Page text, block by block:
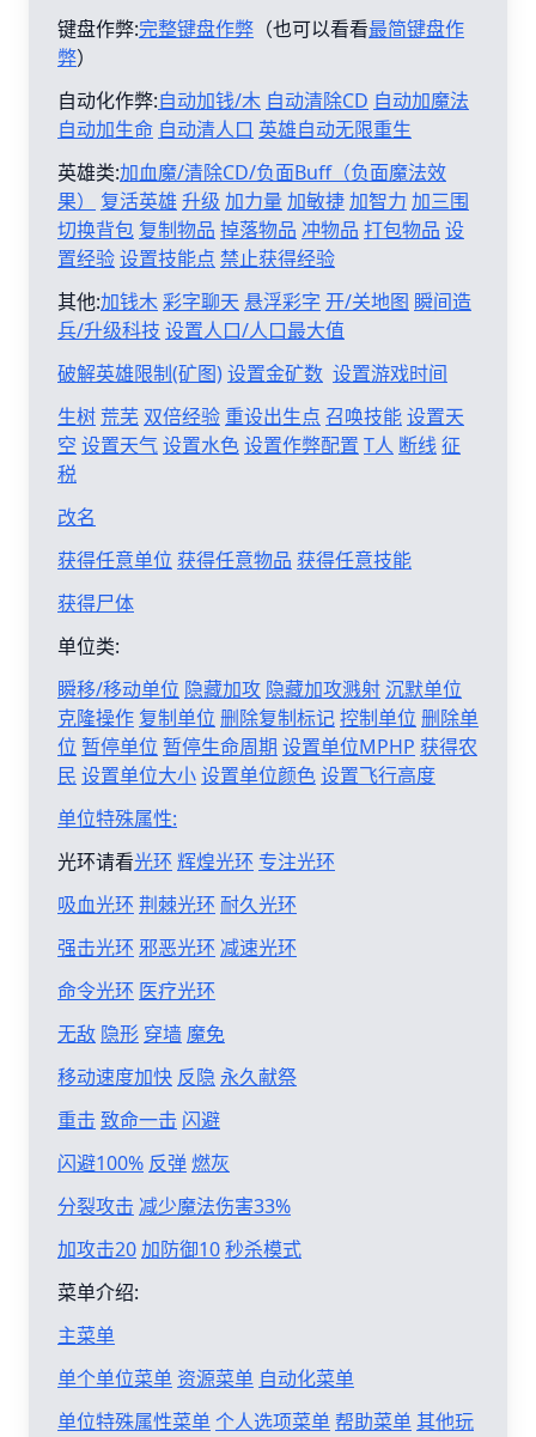
键盘作弊:完整键盘作弊 （也可以看看最简键盘作
弊）
自动化作弊:自动加钱/木 自动清除CD 自动加魔法
自动加生命 自动清人口 英雄自动无限重生
英雄类:加血魔/清除CD/负面Buff（负面魔法效
果）
复活英雄 升级 加力量 加敏捷加智力 加三围
切换背包 复制物品 掉落物品 冲物品 打包物品 设
置经验设置技能点 禁止获得经验
其他:加钱木彩字聊天 悬浮彩字 开/关地图 瞬间造
兵/升级科技 设置人口/人口最大值
破解英雄限制(矿图)设置金矿数 设置游戏时间
生树 荒芜 双倍经验 重设出生点 召唤技能设置天
空 设置天气设置水色设置作弊配置 T人 断线征
税
改名
获得任意单位 获得任意物品 获得任意技能
获得尸体
单位类:
瞬移/移动单位 隐藏加攻 隐藏加攻溅射沉默单位
克隆操作 复制单位 删除复制标记控制单位 删除单
位 暂停单位 暂停生命周期 设置单位MPHP 获得农
民 设置单位大小设置单位颜色设置飞行高度
单位特殊属性:
光环请看光环 辉煌光环 专注光环
吸血光环 荆棘光环 耐久光环
强击光环 邪恶光环 减速光环
命令光环 医疗光环
无敌 隐形 穿墙 魔免
移动速度加快 反隐 永久献祭
重击 致命一击 闪避
闪避100% 反弹燃灰
分裂攻击 减少魔法伤害33%
加攻击20加防御10秒杀模式
菜单介绍:
主菜单
单个单位菜单 资源菜单 自动化菜单
单位特殊属性菜单个人选项菜单帮助菜单其他玩